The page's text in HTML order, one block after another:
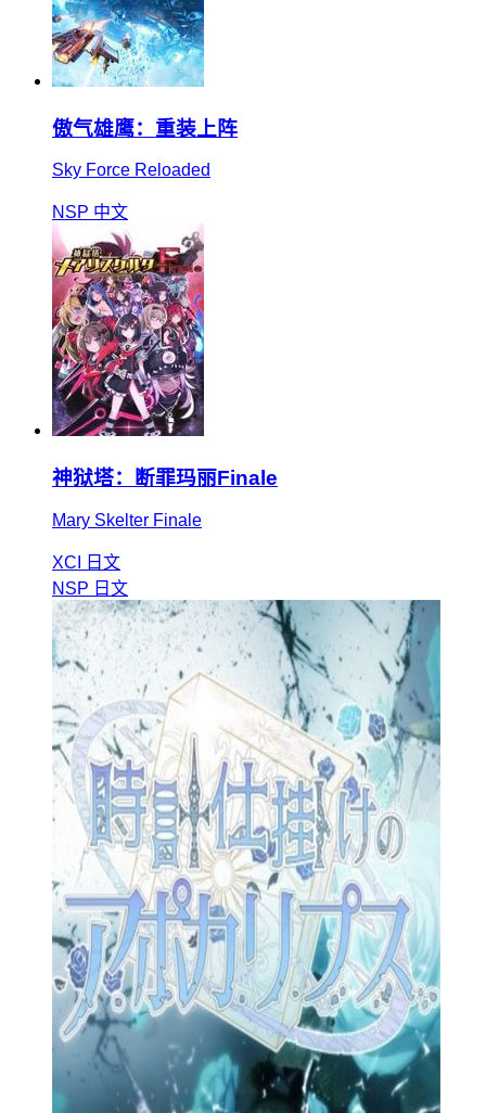
傲气雄鹰：重装上阵
Sky Force Reloaded
NSP 中文
神狱塔：断罪玛丽Finale
Mary Skelter Finale
XCI
日文
NSP 日文